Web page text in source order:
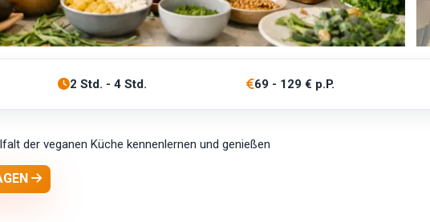
2 Std. - 4 Std. 69 - 129 € p.P.
der veganen Küche kennenlernen und genießen